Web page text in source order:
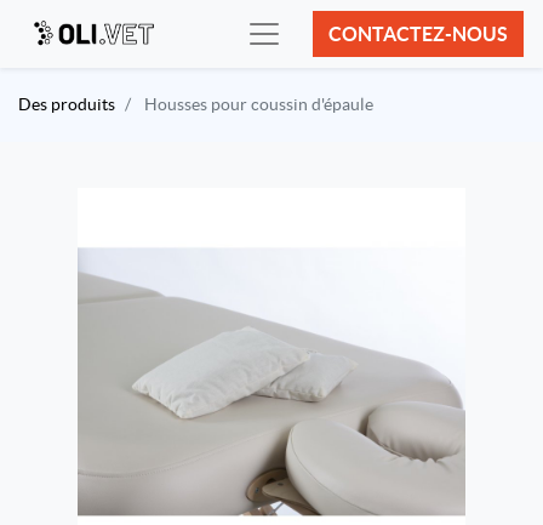
CONTACTEZ-NOUS
Des produits Housses pour coussin d'épaule